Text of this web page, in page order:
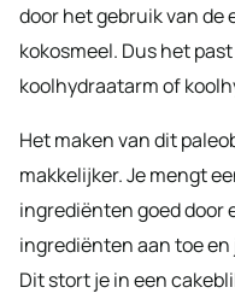
door het gebruik van de
kokosmeel. Dus het
koolhydraatarm of
Het maken van dit
makkelijker. Je mengt
ingrediënten goed door
ingrediënten aan toe
Dit stort je in een